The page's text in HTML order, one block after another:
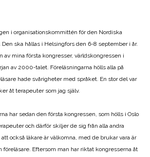
i organisationskommittén för den Nordiska
ska hållas i Helsingfors den 6-8 september i år.
av mina första kongresser, världskongressen i
av 2000-talet. Föreläsningarna hölls alla på
hade svårigheter med språket. En stor del var
åt terapeuter som jag själv.
har sedan den första kongressen, som hölls i Oslo
och därför skiljer de sig från alla andra
också läkare är välkomna, med de brukar vara är
föreläsare. Eftersom man har riktat kongresserna åt